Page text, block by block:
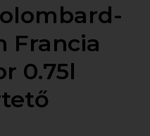
Francia
0.75l